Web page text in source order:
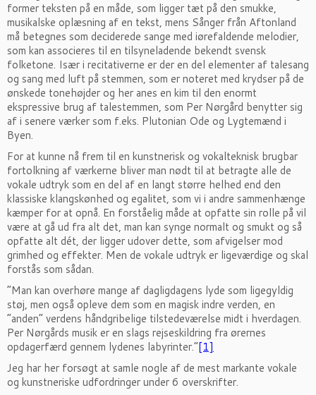
former teksten på en måde, som ligger tæt på den smukke,
musikalske oplæsning af en tekst, mens Sånger från Aftonland
må betegnes som deciderede sange med iørefaldende melodier,
som kan associeres til en tilsyneladende bekendt svensk
folketone. Især i recitativerne er der en del elementer af talesang
og sang med luft på stemmen, som er noteret med krydser på de
ønskede tonehøjder og her anes en kim til den enormt
ekspressive brug af talestemmen, som Per Nørgård benytter sig
af i senere værker som f.eks. Plutonian Ode og Lygtemænd i
Byen.
For at kunne nå frem til en kunstnerisk og vokalteknisk brugbar
fortolkning af værkerne bliver man nødt til at betragte alle de
vokale udtryk som en del af en langt større helhed end den
klassiske klangskønhed og egalitet, som vi i andre sammenhænge
kæmper for at opnå. En forståelig måde at opfatte sin rolle på vil
være at gå ud fra alt det, man kan synge normalt og smukt og så
opfatte alt dét, der ligger udover dette, som afvigelser mod
grimhed og effekter. Men de vokale udtryk er ligeværdige og skal
forstås som sådan.
”Man kan overhøre mange af dagligdagens lyde som ligegyldig
støj, men også opleve dem som en magisk indre verden, en
”anden” verdens håndgribelige tilstedeværelse midt i hverdagen.
Per Nørgårds musik er en slags rejseskildring fra ørernes
opdagerfærd gennem lydenes labyrinter.”[1]
Jeg har her forsøgt at samle nogle af de mest markante vokale
og kunstneriske udfordringer under 6 overskrifter.